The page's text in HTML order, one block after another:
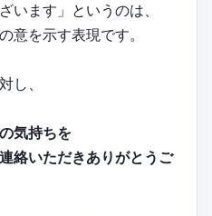
います」というのは、
意を示す表現です。
し、
気持ちを
絡いただきありがとうご